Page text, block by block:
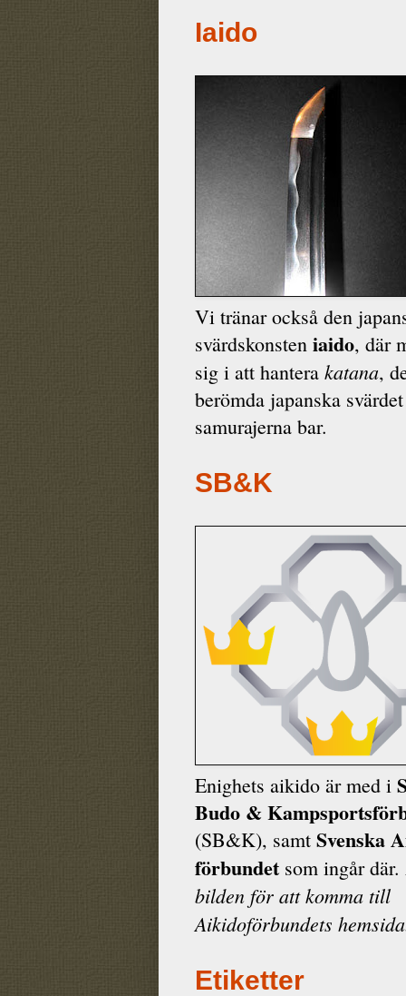
Iaido
Vi tränar också den
svärdskonsten iaido, där
sig i att hantera katana,
berömda japanska
samurajerna bar.
SB&K
Enighets aikido är med i
Budo &
(SB&K), samt Svenska
förbundet som ingår där.
bilden för att komma till
Aikidoförbundets
Etiketter